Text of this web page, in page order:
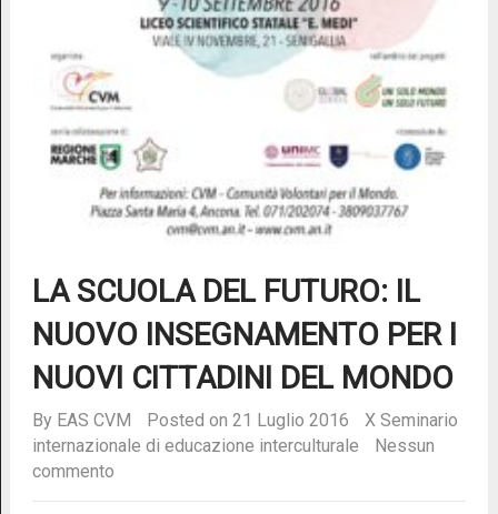
LA SCUOLA DEL FUTURO: IL
NUOVO INSEGNAMENTO PER I
NUOVI CITTADINI DEL MONDO
By EAS CVM Posted on 21 Luglio 2016
X Seminario
internazionale di educazione interculturale
Nessun
commento